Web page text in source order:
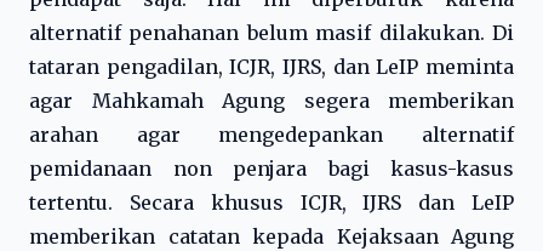
alternatif penahanan belum masif dilakukan. Di
tataran pengadilan, ICJR, IJRS, dan LeIP meminta
agar Mahkamah Agung segera memberikan
arahan agar mengedepankan alternatif
pemidanaan non penjara bagi kasus-kasus
tertentu. Secara khusus ICJR, IJRS dan LeIP
memberikan catatan kepada Kejaksaan Agung